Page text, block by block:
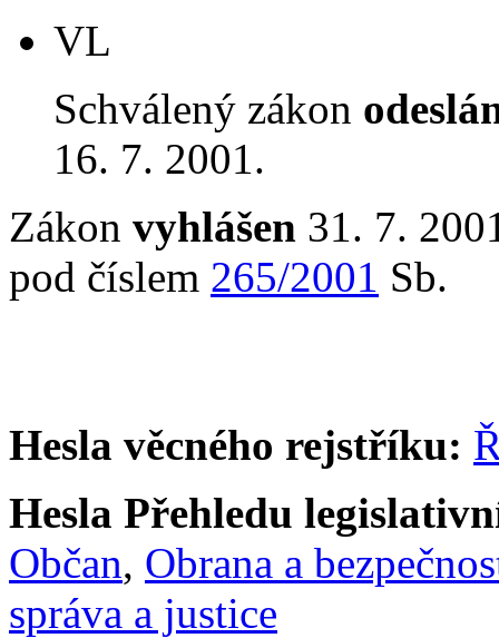
VL
Schválený zákon
16. 7. 2001.
Zákon vyhlášen 31. 7.
pod číslem 265/2001 Sb.
Hesla věcného rejstříku:
Hesla Přehledu
Občan, Obrana a
správa a justice